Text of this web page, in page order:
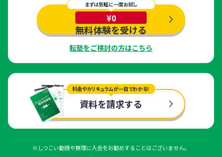
まずは気軽に一度お試し
¥0
無料体験を受ける
転塾をご検討の方はこちら
料金やカリキュラムが一目でわかる！
資料を請求する
※しつこい勧誘や無理に入会をお勧めすることはございません。